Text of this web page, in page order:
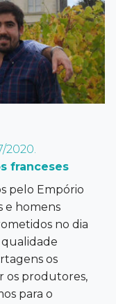
2020.
franceses
pelo Empório
e homens
no dia
os
os produtores,
para o